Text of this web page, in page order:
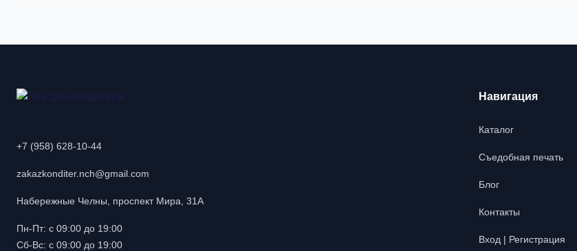
+7 (958) 628-10-44
zakazkonditer.nch@gmail.com
Набережные Челны, проспект Мира, 31А
Пн-Пт: с 09:00 до 19:00
Сб-Вс: с 09:00 до 19:00
Навигация
Каталог
Съедобная печать
Блог
Контакты
Вход | Регистрация